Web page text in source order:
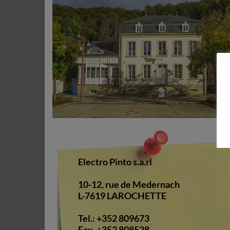
Electro Pinto s.a.rl
10-12, rue de Medernach
L-7619 LAROCHETTE
Tel.: +352 809673